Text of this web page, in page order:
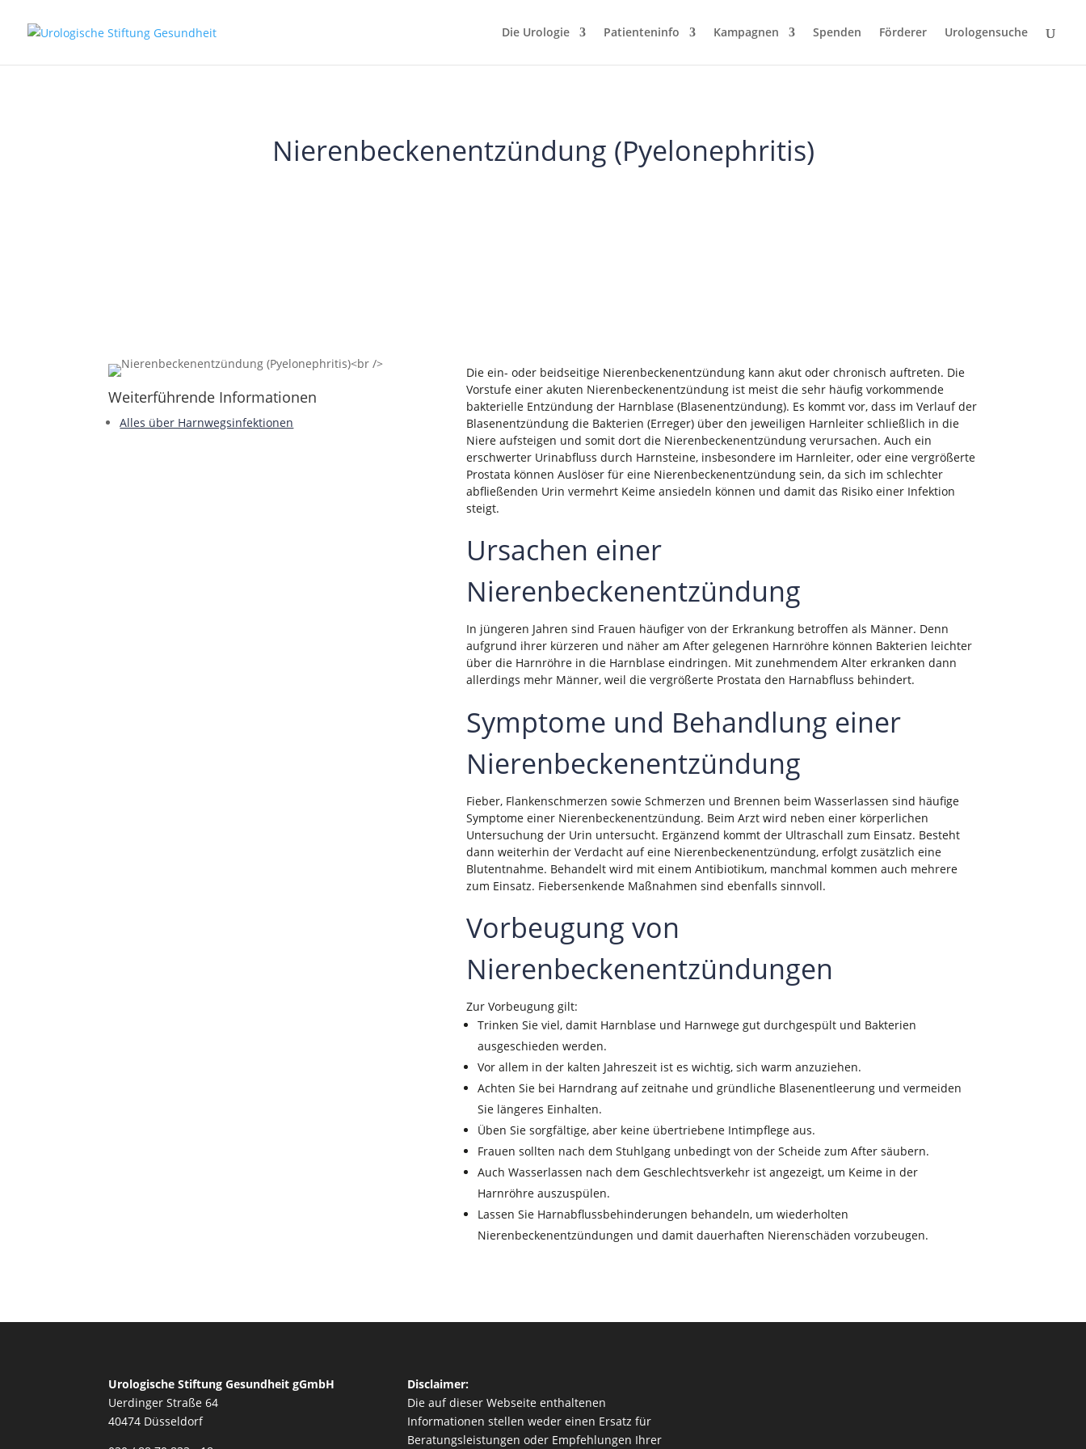
Die Urologie Patienteninfo Kampagnen Spenden Förderer Urologensuche
Nierenbeckenentzündung (Pyelonephritis)
Weiterführende Informationen
Alles über Harnwegsinfektionen
Die ein- oder beidseitige Nierenbeckenentzündung kann akut oder chronisch auftreten. Die
Vorstufe einer akuten Nierenbeckenentzündung ist meist die sehr häufig vorkommende
bakterielle Entzündung der Harnblase (Blasenentzündung). Es kommt vor, dass im Verlauf der
Blasenentzündung die Bakterien (Erreger) über den jeweiligen Harnleiter schließlich in die
Niere aufsteigen und somit dort die Nierenbeckenentzündung verursachen. Auch ein
erschwerter Urinabfluss durch Harnsteine, insbesondere im Harnleiter, oder eine vergrößerte
Prostata können Auslöser für eine Nierenbeckenentzündung sein, da sich im schlechter
abfließenden Urin vermehrt Keime ansiedeln können und damit das Risiko einer Infektion
steigt.
Ursachen einer
Nierenbeckenentzündung
In jüngeren Jahren sind Frauen häufiger von der Erkrankung betroffen als Männer. Denn
aufgrund ihrer kürzeren und näher am After gelegenen Harnröhre können Bakterien leichter
über die Harnröhre in die Harnblase eindringen. Mit zunehmendem Alter erkranken dann
allerdings mehr Männer, weil die vergrößerte Prostata den Harnabfluss behindert.
Symptome und Behandlung einer
Nierenbeckenentzündung
Fieber, Flankenschmerzen sowie Schmerzen und Brennen beim Wasserlassen sind häufige
Symptome einer Nierenbeckenentzündung. Beim Arzt wird neben einer körperlichen
Untersuchung der Urin untersucht. Ergänzend kommt der Ultraschall zum Einsatz. Besteht
dann weiterhin der Verdacht auf eine Nierenbeckenentzündung, erfolgt zusätzlich eine
Blutentnahme. Behandelt wird mit einem Antibiotikum, manchmal kommen auch mehrere
zum Einsatz. Fiebersenkende Maßnahmen sind ebenfalls sinnvoll.
Vorbeugung von
Nierenbeckenentzündungen
Zur Vorbeugung gilt:
Trinken Sie viel, damit Harnblase und Harnwege gut durchgespült und Bakterien
ausgeschieden werden.
Vor allem in der kalten Jahreszeit ist es wichtig, sich warm anzuziehen.
Achten Sie bei Harndrang auf zeitnahe und gründliche Blasenentleerung und vermeiden
Sie längeres Einhalten.
Üben Sie sorgfältige, aber keine übertriebene Intimpflege aus.
Frauen sollten nach dem Stuhlgang unbedingt von der Scheide zum After säubern.
Auch Wasserlassen nach dem Geschlechtsverkehr ist angezeigt, um Keime in der
Harnröhre auszuspülen.
Lassen Sie Harnabflussbehinderungen behandeln, um wiederholten
Nierenbeckenentzündungen und damit dauerhaften Nierenschäden vorzubeugen.
Urologische Stiftung Gesundheit gGmbH
Uerdinger Straße 64
40474 Düsseldorf
Disclaimer:
Die auf dieser Webseite enthaltenen
Informationen stellen weder einen Ersatz für
Beratungsleistungen oder Empfehlungen Ihrer